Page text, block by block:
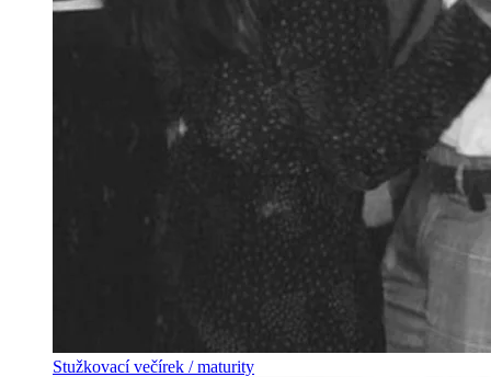
Stužkovací večírek / maturity